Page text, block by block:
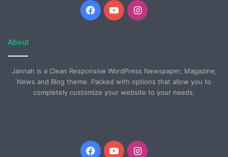
Facebook
YouTubeInstagram
About
Jannah is a Clean Responsive WordPress Newspaper, Magazine,
News and Blog theme. Packed with options that allow you to
completely customize your website to your needs.
Facebook
YouTubeInstagram